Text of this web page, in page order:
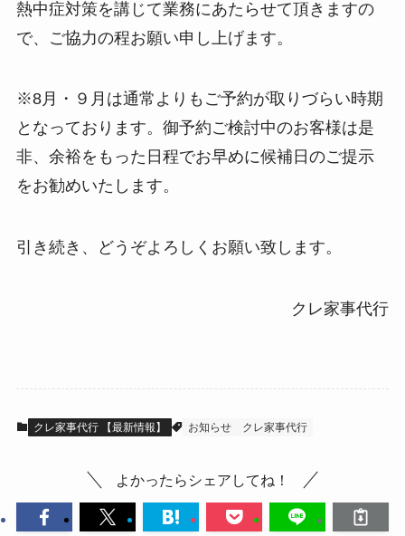
熱中症対策を講じて業務にあたらせて頂きますの
で、ご協力の程お願い申し上げます。
※8月・９月は通常よりもご予約が取りづらい時期
となっております。御予約ご検討中のお客様は是
非、余裕をもった日程でお早めに候補日のご提示
をお勧めいたします。
引き続き、どうぞよろしくお願い致します。
クレ家事代行
クレ家事代行 【最新情報】 お知らせ クレ家事代行
よかったらシェアしてね！